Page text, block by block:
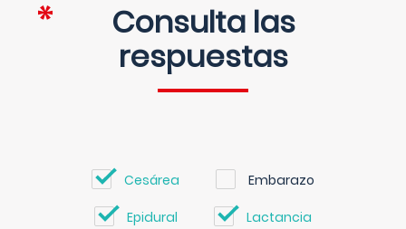
Consulta las
respuestas
Cesárea Embarazo
Epidural Lactancia